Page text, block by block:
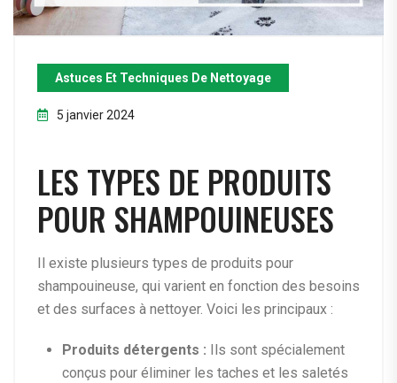
Astuces Et Techniques De Nettoyage
5 janvier 2024
LES TYPES DE PRODUITS
POUR SHAMPOUINEUSES
Il existe plusieurs types de produits pour
shampouineuse, qui varient en fonction des besoins
et des surfaces à nettoyer. Voici les principaux :
Produits détergents : Ils sont spécialement
conçus pour éliminer les taches et les saletés